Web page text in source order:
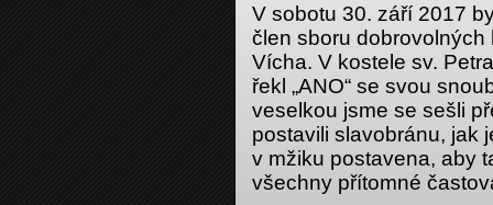
V sobotu 30. září 2017
člen sboru
Vícha. V kostele sv.
řekl „ANO“ se svou
veselkou jsme se sešli
postavili slavobránu, jak
v mžiku postavena, aby
všechny přítomné